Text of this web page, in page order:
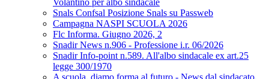
Volantino per albo sindacale
Snals Confsal Posizione Snals su Passweb
Campagna NASPI SCUOLA 2026
Flc Informa. Giugno 2026, 2
Snadir News n.906 - Professione i.r. 06/2026
Snadir Info-point n.589. All'albo sindacale ex art.25
legge 300/1970